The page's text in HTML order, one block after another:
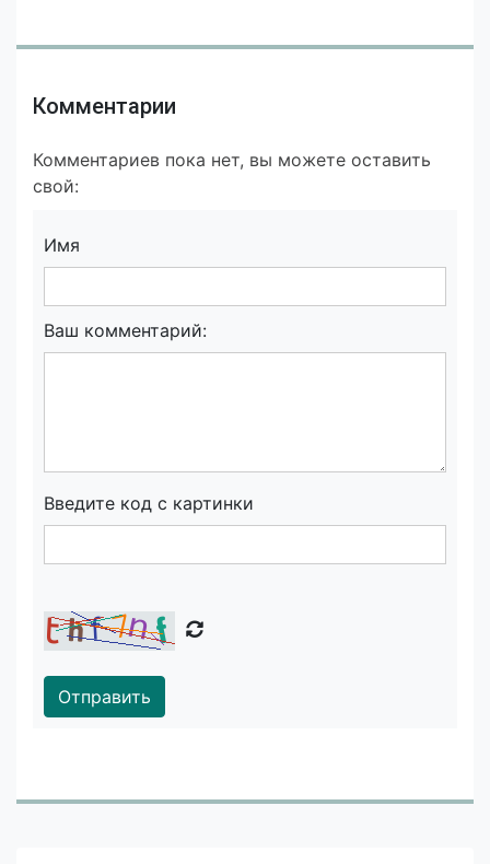
Комментарии
Комментариев пока нет, вы можете оставить
свой:
Имя
Ваш комментарий:
Введите код с картинки
Отправить